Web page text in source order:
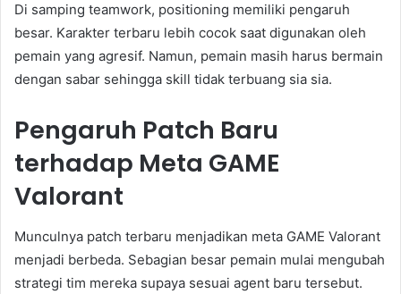
Di samping teamwork, positioning memiliki pengaruh
besar. Karakter terbaru lebih cocok saat digunakan oleh
pemain yang agresif. Namun, pemain masih harus bermain
dengan sabar sehingga skill tidak terbuang sia sia.
Pengaruh Patch Baru
terhadap Meta GAME
Valorant
Munculnya patch terbaru menjadikan meta GAME Valorant
menjadi berbeda. Sebagian besar pemain mulai mengubah
strategi tim mereka supaya sesuai agent baru tersebut.